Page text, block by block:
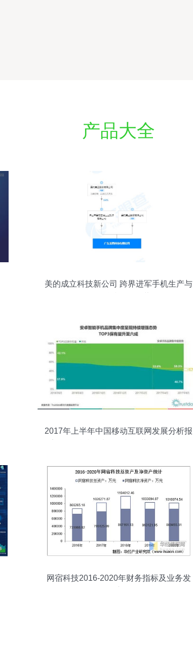
产品大全
美的成立科技新公司 跨界进军手机生产与
2017年上半年中国移动互联网发展分析报
网宿科技2016-2020年财务指标及业务发